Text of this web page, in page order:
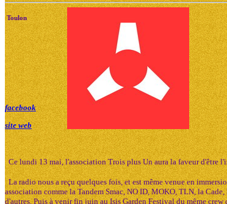
Toulon
facebook
site web
Ce lundi 13 mai, l'association Trois plus Un aura la faveur d'être
La radio nous a reçu quelques fois, et est même venue en
association comme la Tandem Smac, NO ID, MOKO, TLN, la
d'autres. Puis à venir fin juin au Isis Garden Festival du même